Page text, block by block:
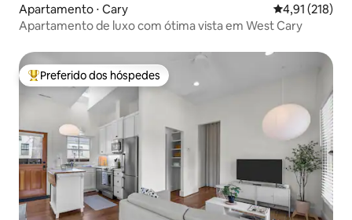
Apartamento ⋅ Cary 4,91 de uma
4,91 (218)
Apartamento de luxo com ótima vista em West Cary
Entre os melhores preferidos dos hóspedes
Preferido dos hóspedes